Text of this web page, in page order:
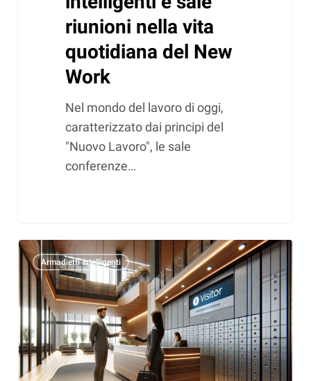
riunioni nella vita
quotidiana del New
Work
Nel mondo del lavoro di oggi,
caratterizzato dai principi del
"Nuovo Lavoro", le sale
conferenze…
Armadietti
intelligenti
nell’area
di
ingresso
delle
aziende
Armadietti intelligenti